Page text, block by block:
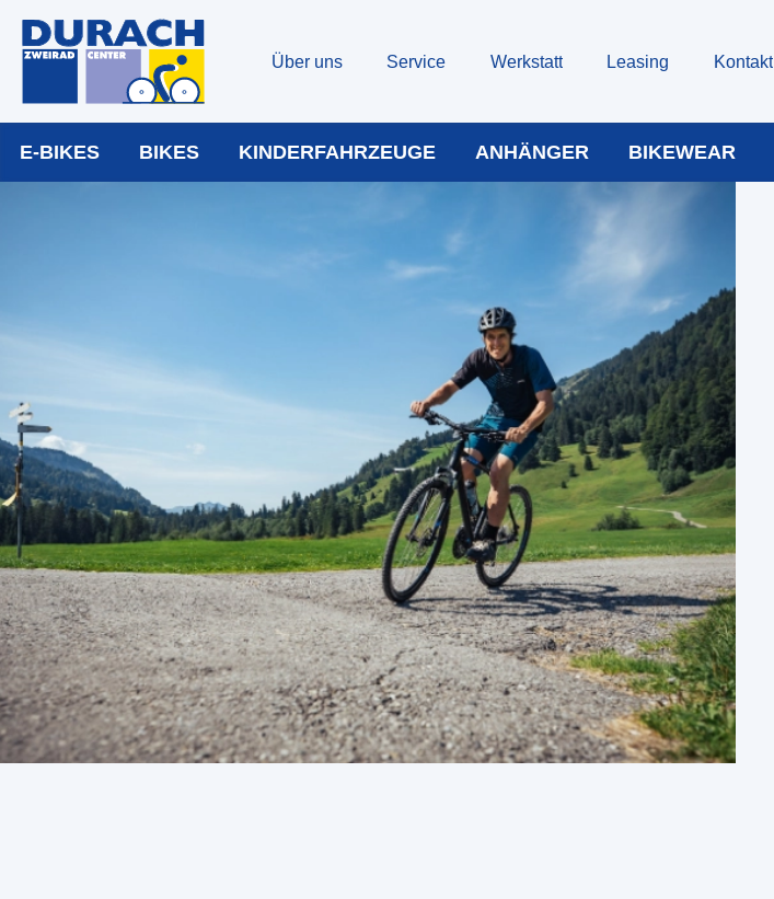
Über uns Service Werkstatt Leasing Kontakt
E-BIKES BIKES KINDERFAHRZEUGE ANHÄNGER BIKEWEAR